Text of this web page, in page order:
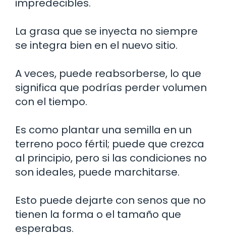
impredecibles.
La grasa que se inyecta no siempre
se integra bien en el nuevo sitio.
A veces, puede reabsorberse, lo que
significa que podrías perder volumen
con el tiempo.
Es como plantar una semilla en un
terreno poco fértil; puede que crezca
al principio, pero si las condiciones no
son ideales, puede marchitarse.
Esto puede dejarte con senos que no
tienen la forma o el tamaño que
esperabas.